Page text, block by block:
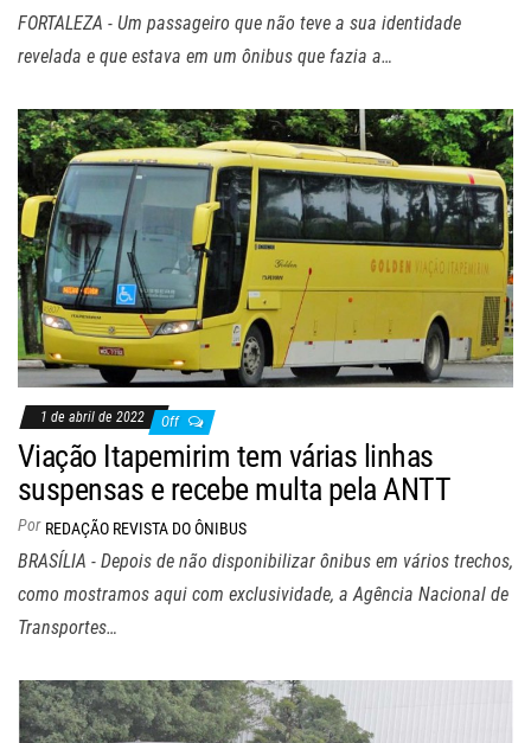
FORTALEZA - Um passageiro que não teve a sua identidade
revelada e que estava em um ônibus que fazia a…
1 de abril de 2022 Off
Viação Itapemirim tem várias linhas
suspensas e recebe multa pela ANTT
Por REDAÇÃO REVISTA DO ÔNIBUS
BRASÍLIA - Depois de não disponibilizar ônibus em vários trechos,
como mostramos aqui com exclusividade, a Agência Nacional de
Transportes…